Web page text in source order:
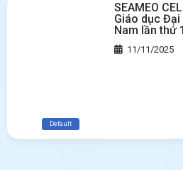
Default
SEAMEO
Giáo dục
Nam lần thứ
11/11/2025